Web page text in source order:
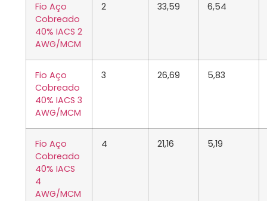
Fio Aço
Cobreado
40% IACS 2
AWG/MCM
2 33,59 6,54
Fio Aço
Cobreado
40% IACS 3
AWG/MCM
3 26,69 5,83
Fio Aço
Cobreado
40% IACS
4
AWG/MCM
4 21,16 5,19